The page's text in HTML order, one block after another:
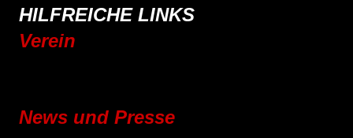
HILFREICHE LINKS
Verein
News und Presse